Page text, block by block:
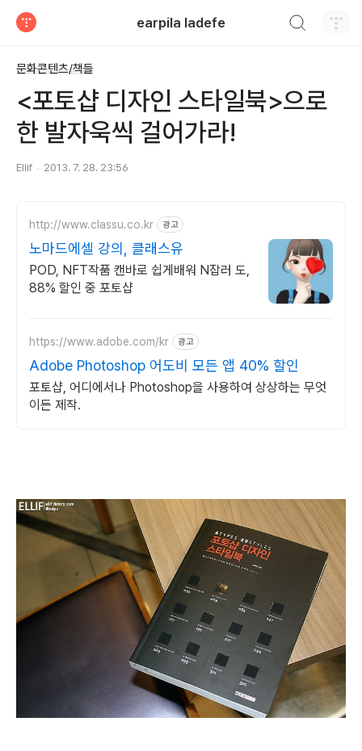
earpila ladefe
문화콘텐츠/책들
<포토샵 디자인 스타일북>으로
한 발자욱씩 걸어가라!
Ellif 2013. 7. 28. 23:56
http://www.classu.co.kr 광고
노마드에셀 강의, 클래스유
POD, NFT작품 캔바로 쉽게배워 N잡러 도,
88% 할인 중 포토샵
https://www.adobe.com/kr 광고
Adobe Photoshop 어도비 모든 앱 40% 할인
포토샵, 어디에서나 Photoshop을 사용하여 상상하는 무엇
이든 제작.